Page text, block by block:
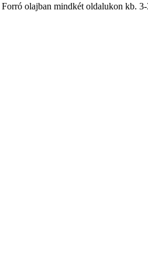
Forró olajban mindkét oldalukon kb.